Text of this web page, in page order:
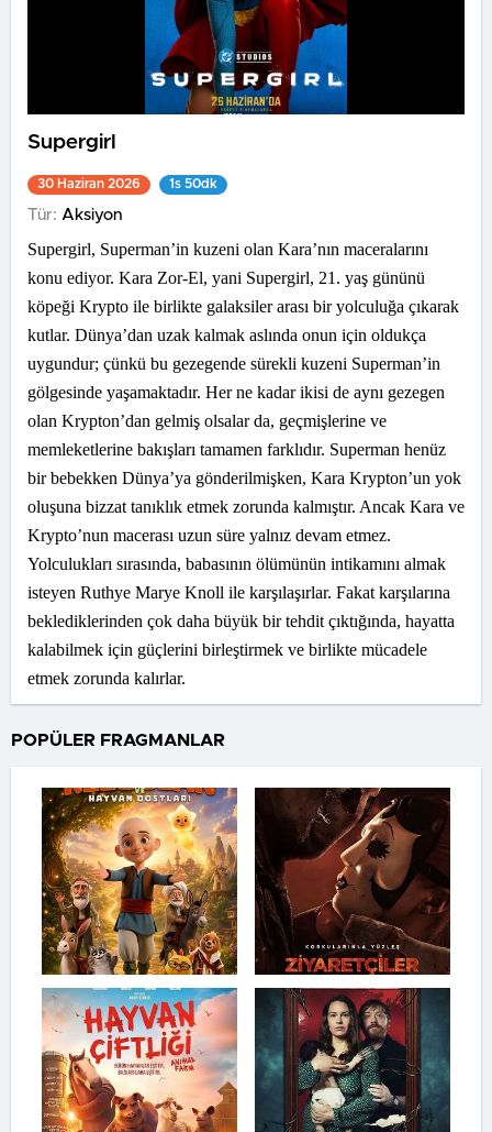
Supergirl
30 Haziran 2026 1s 50dk
Tür: Aksiyon
Supergirl, Superman’in kuzeni olan Kara’nın maceralarını
konu ediyor. Kara Zor-El, yani Supergirl, 21. yaş gününü
köpeği Krypto ile birlikte galaksiler arası bir yolculuğa çıkarak
kutlar. Dünya’dan uzak kalmak aslında onun için oldukça
uygundur; çünkü bu gezegende sürekli kuzeni Superman’in
gölgesinde yaşamaktadır. Her ne kadar ikisi de aynı gezegen
olan Krypton’dan gelmiş olsalar da, geçmişlerine ve
memleketlerine bakışları tamamen farklıdır. Superman henüz
bir bebekken Dünya’ya gönderilmişken, Kara Krypton’un yok
oluşuna bizzat tanıklık etmek zorunda kalmıştır. Ancak Kara ve
Krypto’nun macerası uzun süre yalnız devam etmez.
Yolculukları sırasında, babasının ölümünün intikamını almak
isteyen Ruthye Marye Knoll ile karşılaşırlar. Fakat karşılarına
beklediklerinden çok daha büyük bir tehdit çıktığında, hayatta
kalabilmek için güçlerini birleştirmek ve birlikte mücadele
etmek zorunda kalırlar.
POPÜLER FRAGMANLAR